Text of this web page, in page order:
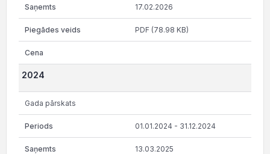
17.02.2026
PDF (78.98 KB)
2024
Gada pārskats
01.01.2024 - 31.12.2024
13.03.2025